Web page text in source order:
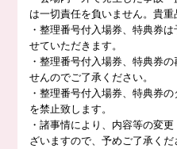
は一切責任を負いません。貴重
・整理番号付入場券、特典券
せていただきます。
・整理番号付入場券、特典券
せんのでご了承ください。
・整理番号付入場券、特典券
を禁止致します。
・諸事情により、内容等の変
ざいますので、予めご了承くだ